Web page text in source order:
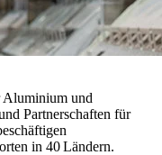
Aluminium und
Partnerschaften für
in 40 Ländern.